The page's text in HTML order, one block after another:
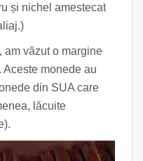
și nichel amestecat
am văzut o margine
monede au
din SUA care
lăcuite